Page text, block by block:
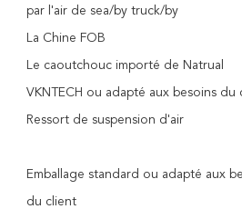
par l'air de sea/by truck/by
La Chine FOB
Le caoutchouc importé de Natrual
VKNTECH ou adapté aux besoins du
Ressort de suspension d'air
Emballage standard ou adapté aux
du client